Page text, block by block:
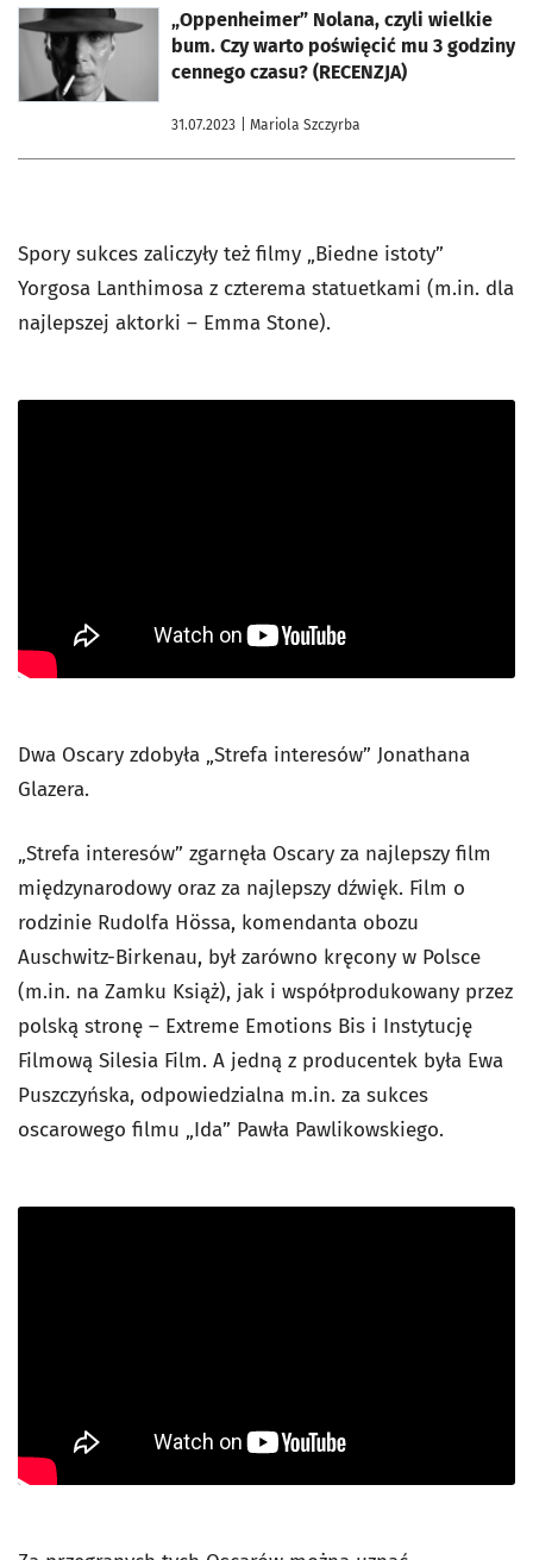
„Oppenheimer” Nolana, czyli wielkie
bum. Czy warto poświęcić mu 3 godziny
cennego czasu? (RECENZJA)
31.07.2023 | Mariola Szczyrba
otworzy się w nowej karcie
Spory sukces zaliczyły też filmy „Biedne istoty”
Yorgosa Lanthimosa z czterema statuetkami (m.in. dla
najlepszej aktorki – Emma Stone).
Dwa Oscary zdobyła „Strefa interesów” Jonathana
Glazera.
„Strefa interesów” zgarnęła Oscary za najlepszy film
międzynarodowy oraz za najlepszy dźwięk. Film o
rodzinie Rudolfa Hössa, komendanta obozu
Auschwitz-Birkenau, był zarówno kręcony w Polsce
(m.in. na Zamku Książ), jak i współprodukowany przez
polską stronę – Extreme Emotions Bis i Instytucję
Filmową Silesia Film. A jedną z producentek była Ewa
Puszczyńska, odpowiedzialna m.in. za sukces
oscarowego filmu „Ida” Pawła Pawlikowskiego.